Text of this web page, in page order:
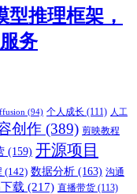
推理框架，
务
(94) 个人成长 (111) 人工
创作 (389) 剪映教程
(159) 开源项目
(142) 数据分析 (163) 沟通
载 (217) 直播带货 (113)